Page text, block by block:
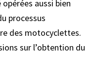
aussi bien
processus
des motocyclettes.
sur l’obtention du